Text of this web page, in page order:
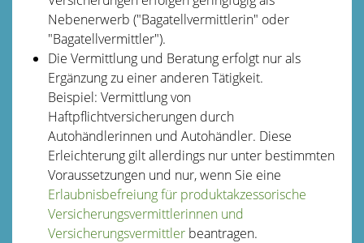
Nebenerwerb ("Bagatellvermittlerin" oder
"Bagatellvermittler").
Die Vermittlung und Beratung erfolgt nur als
Ergänzung zu einer anderen Tätigkeit.
Beispiel: Vermittlung von
Haftpflichtversicherungen durch
Autohändlerinnen und Autohändler. Diese
Erleichterung gilt allerdings nur unter bestimmten
Voraussetzungen und nur, wenn Sie eine
Erlaubnisbefreiung für produktakzessorische
Versicherungsvermittlerinnen und
Versicherungsvermittlerbeantragen.